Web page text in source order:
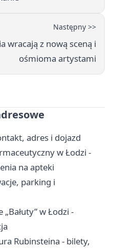
Następny >>
wracają z nową sceną i
ośmioma artystami
adres i dojazd
w Łodzi -
na apteki
parking i
w Łodzi -
Rubinsteina - bilety,